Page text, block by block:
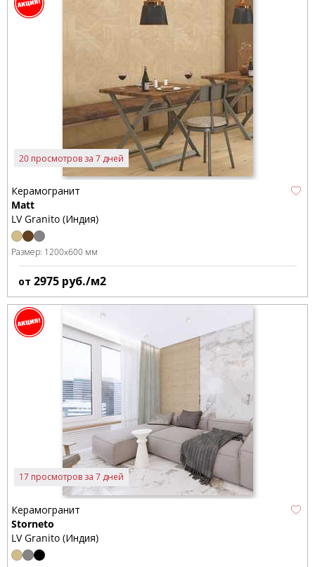
20 просмотров за 7 дней
Керамогранит
Matt
LV Granito (Индия)
Размер: 1200x600 мм
от 2975 руб./м2
17 просмотров за 7 дней
Керамогранит
Storneto
LV Granito (Индия)